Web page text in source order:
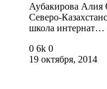
Аубакирова Алия
Северо-
школа интернат…
0 6k 0
19 октября, 2014